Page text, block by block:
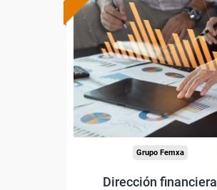
Formación 100%
subvencionada.
Para desempleados,
trabajadores y autónomos.
Sector
-Finanzas y Seguros.
Grupo Femxa
Dirección financiera